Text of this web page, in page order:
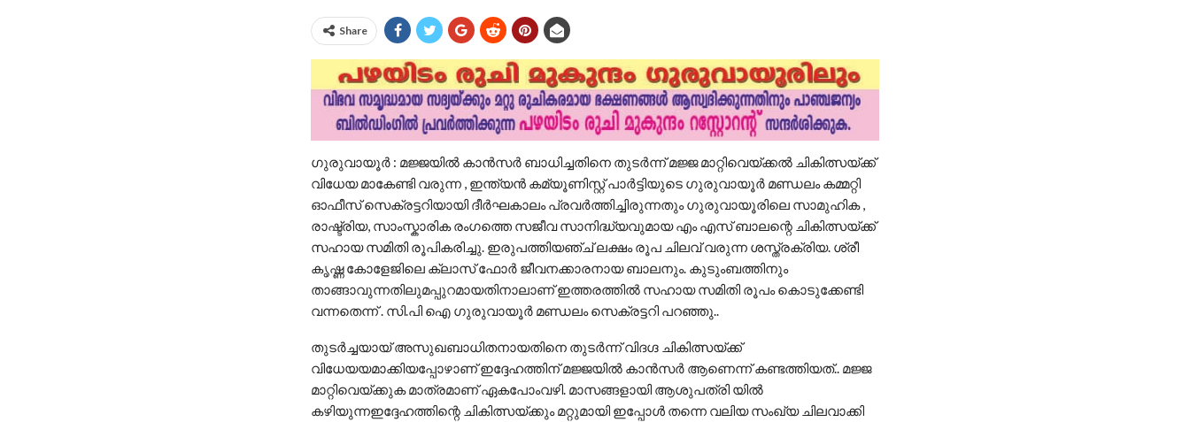
Share
ഗുരുവായൂർ : മജ്ജയിൽ കാൻസർ ബാധിച്ചതിനെ തുടർന്ന് മജ്ജ മാറ്റിവെയ്ക്കൽ ചികിത്സയ്ക്ക്
വിധേയ മാകേണ്ടി വരുന്ന , ഇന്ത്യൻ കമ്യൂണിസ്റ്റ് പാർട്ടിയുടെ ഗുരുവായൂർ മണ്ഡ‌ലം കമ്മറ്റി
ഓഫീസ് സെക്രട്ടറിയായി ദീർഘകാലം പ്രവർത്തിച്ചിരുന്നതും ഗുരുവായൂരിലെ സാമുഹിക ,
രാഷ്ട്രിയ, സാംസ്കാരിക രംഗത്തെ സജീവ സാനിദ്ധ്യവുമായ എം എസ് ബാലന്റെ ചികിത്സയ്ക്ക്
സഹായ സമിതി രൂപികരിച്ചു. ഇരുപത്തിയഞ്ച് ലക്ഷം രൂപ ചിലവ് വരുന്ന ശസ്ത്രക്രിയ. ശ്രീ
കൃഷ്ണ കോളേജിലെ ക്ലാസ് ഫോർ ജീവനക്കാരനായ ബാലനും. കുടുംബത്തിനും
താങ്ങാവുന്നതിലുമപ്പുറമായതിനാലാണ് ഇത്തരത്തിൽ സഹായ സമിതി രൂപം കൊടുക്കേണ്ടി
വന്നതെന്ന് . സി.പി ഐ ഗുരുവായൂർ മണ്ഡലം സെക്രട്ടറി പറഞ്ഞു..
തുടർച്ചയായ് അസുഖബാധിതനായതിനെ തുടർന്ന് വിദഗ്ദ ചികിത്സയ്ക്ക്
വിധേയയമാക്കിയപ്പോഴാണ് ഇദ്ദേഹത്തിന് മജ്ജയിൽ കാൻസർ ആണെന്ന് കണ്ടത്തിയത്.. മജ്ജ
മാറ്റിവെയ്ക്കുക മാത്രമാണ് ഏകപോംവഴി. മാസങ്ങളായി ആശുപത്രി യിൽ
കഴിയുന്നഇദ്ദേഹത്തിന്റെ ചികിത്സയ്ക്കും മറ്റുമായി ഇപ്പോൾ തന്നെ വലിയ സംഖ്യ ചിലവാക്കി